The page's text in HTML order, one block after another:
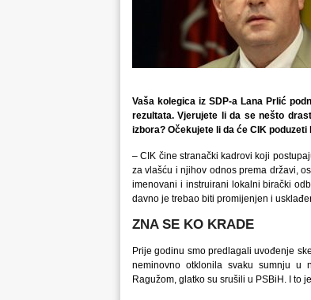
Vaša kolegica iz SDP-a Lana Prlić
rezultata. Vjerujete li da se nešto
izbora? Očekujete li da će CIK
– CIK čine stranački kadrovi koji
za vlašću i njihov odnos prema državi,
imenovani i instruirani lokalni birački
davno je trebao biti promijenjen i
ZNA SE KO KRADE
Prije godinu smo predlagali uvođenje
neminovno otklonila svaku sumnju u
Ragužom, glatko su srušili u PSBiH. I to